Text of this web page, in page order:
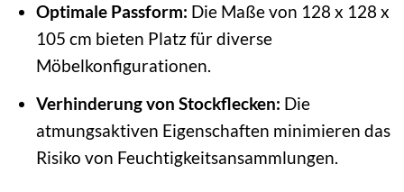
Optimale Passform: Die Maße von 128 x 128 x
105 cm bieten Platz für diverse
Möbelkonfigurationen.
Verhinderung von Stockflecken: Die
atmungsaktiven Eigenschaften minimieren das
Risiko von Feuchtigkeitsansammlungen.